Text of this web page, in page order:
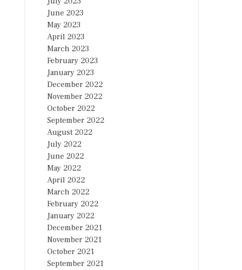
June 2023
May 2023
April 2023
March 2023
February 2023
January 2023
December 2022
November 2022
October 2022
September 2022
August 2022
July 2022
June 2022
May 2022
April 2022
March 2022
February 2022
January 2022
December 2021
November 2021
October 2021
September 2021